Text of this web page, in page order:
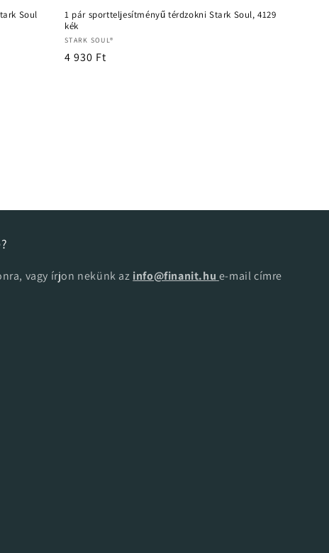
Soul
1 pár sportteljesítményű térdzokni Stark Soul, 4129
kék
Forgalmazó:
STARK SOUL®
Normál
4 930 Ft
vagy írjon nekünk az info@finanit.hu e-mail címre